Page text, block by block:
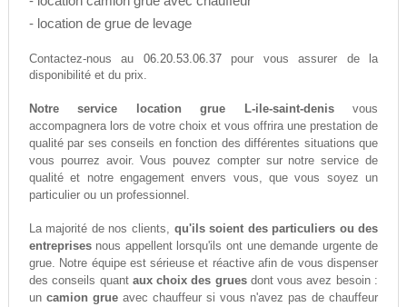
- location de grue de levage
Contactez-nous au 06.20.53.06.37pour vous assurer de la
disponibilité et du prix.
Notre service location grue L-ile-saint-denisvous
accompagnera lors de votre choix et vous offrira une prestation de
qualité par ses conseils en fonction des différentes situations que
vous pourrez avoir. Vous pouvez compter sur notre service de
qualité et notre engagement envers vous, que vous soyez un
particulier ou un professionnel.
La majorité de nos clients, qu'ils soient des particuliers ou des
entreprisesnous appellent lorsqu'ils ont une demande urgente de
grue. Notre équipe est sérieuse et réactive afin de vous dispenser
des conseils quant aux choix des gruesdont vous avez besoin :
un camion grueavec chauffeur si vous n'avez pas de chauffeur